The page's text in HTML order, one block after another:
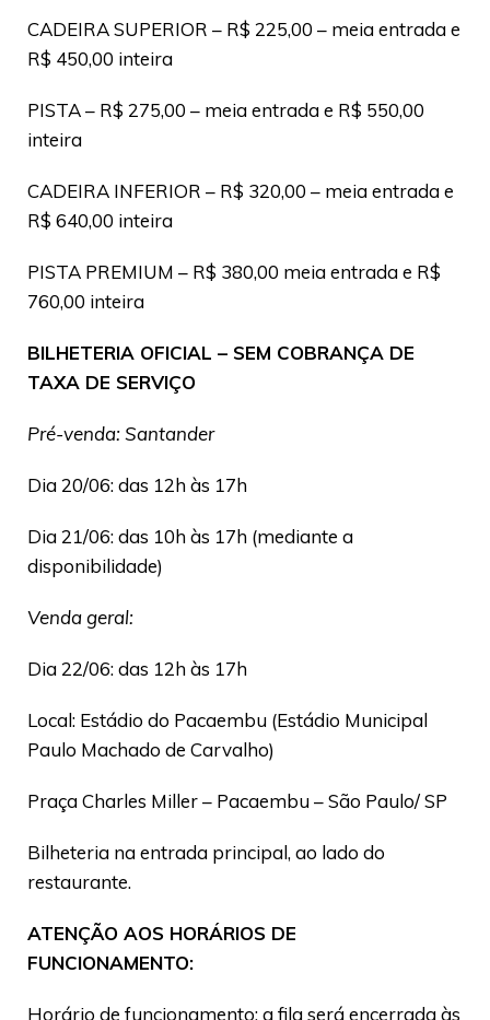
CADEIRA SUPERIOR – R$ 225,00 – meia entrada e
R$ 450,00 inteira
PISTA – R$ 275,00 – meia entrada e R$ 550,00
inteira
CADEIRA INFERIOR – R$ 320,00 – meia entrada e
R$ 640,00 inteira
PISTA PREMIUM – R$ 380,00 meia entrada e R$
760,00 inteira
BILHETERIA OFICIAL – SEM COBRANÇA DE
TAXA DE SERVIÇO
Pré-venda: Santander
Dia 20/06: das 12h às 17h
Dia 21/06: das 10h às 17h (mediante a
disponibilidade)
Venda geral:
Dia 22/06: das 12h às 17h
Local: Estádio do Pacaembu (Estádio Municipal
Paulo Machado de Carvalho)
Praça Charles Miller – Pacaembu – São Paulo/ SP
Bilheteria na entrada principal, ao lado do
restaurante.
ATENÇÃO AOS HORÁRIOS DE
FUNCIONAMENTO:
Horário de funcionamento: a fila será encerrada às